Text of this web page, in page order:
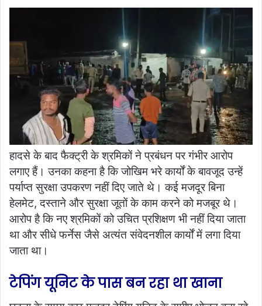
हादसे के बाद फैक्ट्री के श्रमिकों ने प्रबंधन पर गंभीर आरोप
लगाए हैं। उनका कहना है कि जोखिम भरे कार्यों के बावजूद उन्हें
पर्याप्त सुरक्षा उपकरण नहीं दिए जाते थे। कई मजदूर बिना
हेलमेट, दस्ताने और सुरक्षा जूतों के काम करने को मजबूर थे।
आरोप है कि नए श्रमिकों को उचित प्रशिक्षण भी नहीं दिया जाता
था और सीधे फर्नेस जैसे अत्यंत संवेदनशील कार्यों में लगा दिया
जाता था।
टेपिंग यूनिट के पास बन रहा था खाना